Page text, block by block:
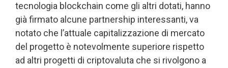
tecnologia blockchain come gli altri dotati, hanno
già firmato alcune partnership interessanti, va
notato che l’attuale capitalizzazione di mercato
del progetto è notevolmente superiore rispetto
ad altri progetti di criptovaluta che si rivolgono a